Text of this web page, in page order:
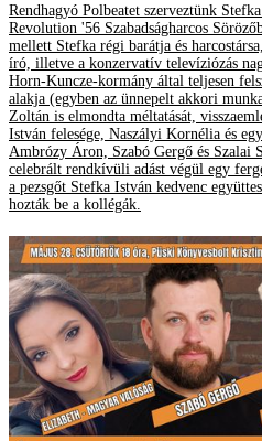
Rendhagyó Polbeatet szerveztünk
Revolution '56 Szabadságharcos
mellett Stefka régi barátja és
író, illetve a konzervatív televíziózás
Horn-Kuncze-kormány által teljesen
alakja (egyben az ünnepelt akkori
Zoltán is elmondta méltatását,
István felesége, Naszályi Kornélia és
Ambrózy Áron, Szabó Gergő és Szalai
celebrált rendkívüli adást végül egy
a pezsgőt Stefka István kedvenc
hozták be a kollégák.